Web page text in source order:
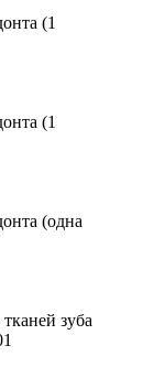
(1
(1
(одна
зуба